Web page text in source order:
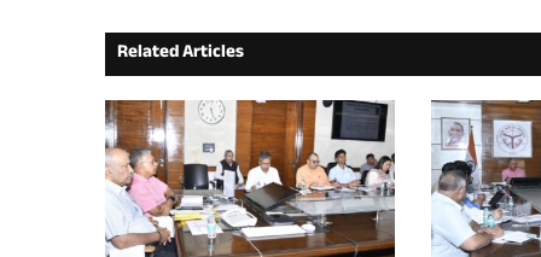
प्रदेश के विकास की मजबूत नींव में बेहतर सड़कें
2 weeks ago
योगी सरकार ने जीरो पॉवर्टी अभियान के तहत
Related Articles